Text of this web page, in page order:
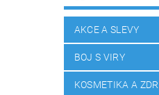
DOPRAVY A
AKCE A SLEVY
BOJ S VIRY
KOSMETIKA A